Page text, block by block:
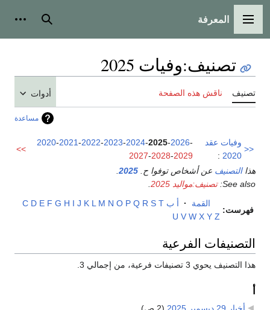
القائمة الرئيسية
المعرفة بحث
تصنيف:وفيات 2025
تصنيف ناقش هذه الصفحة أدوات
مساعدة
<<
وفيات عقد
2020
:
2020-2021-2022-2023-2024-2025-2026-
2027-2028-2029
>>
هذاالتصنيف عن أشخاص توفوا ح. 2025
See also: تصنيف:مواليد 2025
فهرست:
القمة · أ ب C D E F G H I J K L M N O P Q R S T
U V W X Y Z
التصنيفات الفرعية
هذا التصنيف يحوي 3 تصنيفات فرعية، من إجمالي 3.